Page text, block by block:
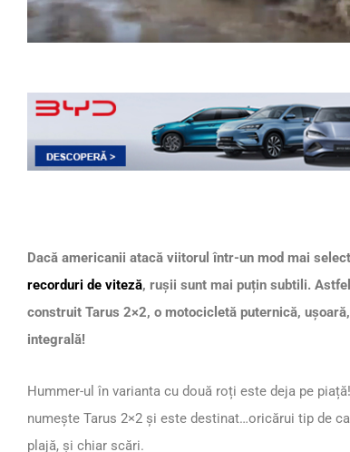
Dacă americanii atacă viitorul într-un mod mai
recorduri de viteză, rușii sunt mai puțin subtili.
construit Tarus 2×2, o motocicletă puternică,
integrală!
Hummer-ul în varianta cu două roți este deja pe
numește Tarus 2×2 și este destinat…oricărui tip de
plajă, și chiar scări.